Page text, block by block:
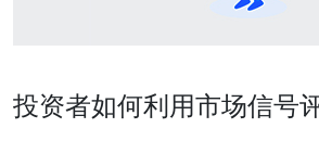
投资者如何利用市场信号